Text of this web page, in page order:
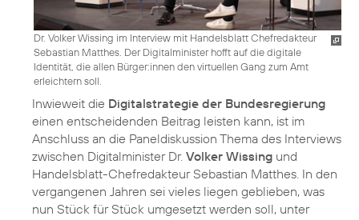
Dr. Volker Wissing im Interview mit Handelsblatt Chefredakteur
Sebastian Matthes. Der Digitalminister hofft auf die digitale
Identität, die allen Bürger:innen den virtuellen Gang zum Amt
erleichtern soll.
Inwieweit die Digitalstrategie der Bundesregierung
einen entscheidenden Beitrag leisten kann, ist im
Anschluss an die Paneldiskussion Thema des Interviews
zwischen Digitalminister Dr. Volker Wissing und
Handelsblatt-Chefredakteur Sebastian Matthes. In den
vergangenen Jahren sei vieles liegen geblieben, was
nun Stück für Stück umgesetzt werden soll, unter